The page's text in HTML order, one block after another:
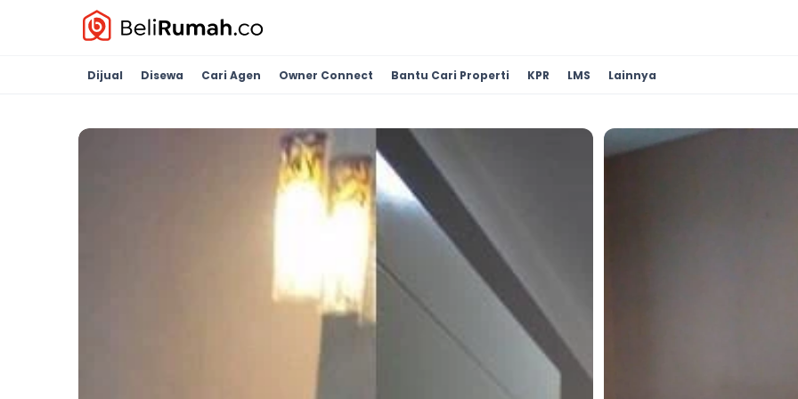
Dijual Disewa Cari Agen Owner Connect Bantu Cari Properti KPR LMS Lainnya